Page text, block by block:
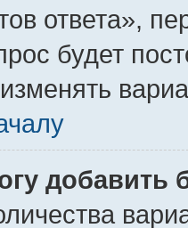
ответа»,
будет
добавить